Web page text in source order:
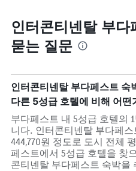
인터콘티넨탈 부
묻는 질문
인터콘티넨탈 부다페스트 숙
다른 5성급 호텔에 비해 어떤
부다페스트 내 5성급 호텔의
니다. 인터콘티넨탈 부다페
444,770원 정도로 도시 전체
페스트에서 5성급 호텔을 찾
콘티넨탈 부다페스트 숙박을